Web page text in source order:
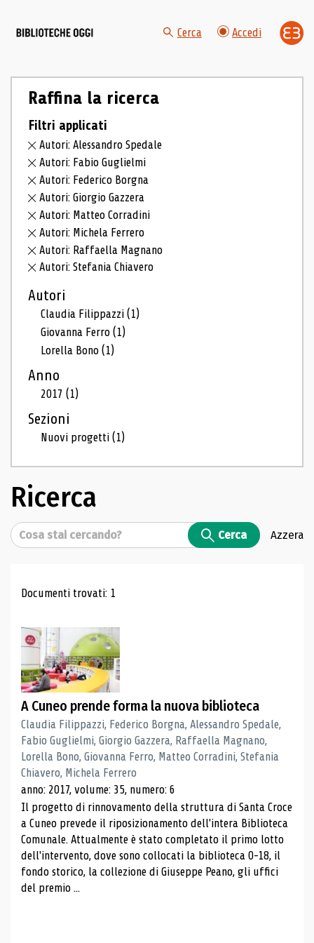
Cerca Accedi
Raffina la ricerca
Filtri applicati
Autori: Alessandro Spedale
Autori: Fabio Guglielmi
Autori: Federico Borgna
Autori: Giorgio Gazzera
Autori: Matteo Corradini
Autori: Michela Ferrero
Autori: Raffaella Magnano
Autori: Stefania Chiavero
Autori
Claudia Filippazzi(1)
Giovanna Ferro(1)
Lorella Bono(1)
Anno
2017(1)
Sezioni
Nuovi progetti(1)
Ricerca
Cerca Cerca Azzera
Risultati di ricerca
Documenti trovati: 1
A Cuneo prende forma la nuova biblioteca
Claudia Filippazzi, Federico Borgna, Alessandro Spedale,
Fabio Guglielmi, Giorgio Gazzera, Raffaella Magnano,
Lorella Bono, Giovanna Ferro, Matteo Corradini, Stefania
Chiavero, Michela Ferrero
anno: 2017, volume: 35, numero: 6
Il progetto di rinnovamento della struttura di Santa Croce
a Cuneo prevede il riposizionamento dell'intera Biblioteca
Comunale. Attualmente è stato completato il primo lotto
dell'intervento, dove sono collocati la biblioteca 0-18, il
fondo storico, la collezione di Giuseppe Peano, gli uffici
del premio ...